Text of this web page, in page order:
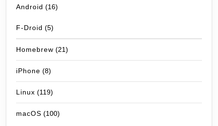
Android (16)
F-Droid (5)
Homebrew (21)
iPhone (8)
Linux (119)
macOS (100)